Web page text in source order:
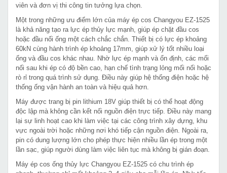
viên và đơn vị thi công tin tưởng lựa chọn.
Một trong những ưu điểm lớn của máy ép cos Changyou EZ-1525
là khả năng tạo ra lực ép thủy lực mạnh, giúp ép chặt đầu cos
hoặc đầu nối ống một cách chắc chắn. Thiết bị có lực ép khoảng
60kN cùng hành trình ép khoảng 17mm, giúp xử lý tốt nhiều loại
ống và đầu cos khác nhau. Nhờ lực ép mạnh và ổn định, các mối
nối sau khi ép có độ bền cao, hạn chế tình trạng lỏng mối nối hoặc
rò rỉ trong quá trình sử dụng. Điều này giúp hệ thống điện hoặc hệ
thống ống vận hành an toàn và hiệu quả hơn.
Máy được trang bị pin lithium 18V giúp thiết bị có thể hoạt động
độc lập mà không cần kết nối nguồn điện trực tiếp. Điều này mang
lại sự linh hoạt cao khi làm việc tại các công trình xây dựng, khu
vực ngoài trời hoặc những nơi khó tiếp cận nguồn điện. Ngoài ra,
pin có dung lượng lớn cho phép thực hiện nhiều lần ép trong một
lần sạc, giúp người dùng làm việc liên tục mà không bị gián đoạn.
Máy ép cos ống thủy lực Changyou EZ-1525 có chu trình ép